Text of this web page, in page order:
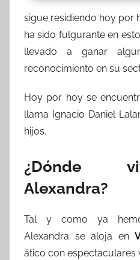
sigue residiendo hoy por
ha sido fulgurante en
llevado a ganar
reconocimiento en su
Hoy por hoy se
llama Ignacio Daniel
hijos.
¿Dónde
Alexandra?
Tal y como ya
Alexandra se aloja en
ático con espectaculares